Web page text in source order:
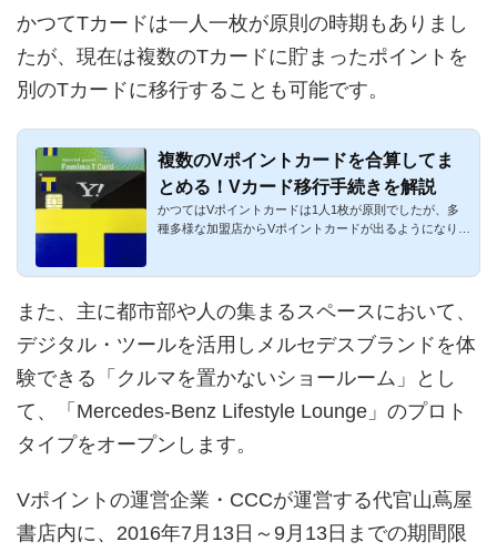
かつてTカードは一人一枚が原則の時期もありまし
たが、現在は複数のTカードに貯まったポイントを
別のTカードに移行することも可能です。
複数のVポイントカードを合算してま
とめる！Vカード移行手続きを解説
かつてはVポイントカードは1人1枚が原則でしたが、多
種多様な加盟店からVポイントカードが出るようになり、
また、主に都市部や人の集まるスペースにおいて、
デジタル・ツールを活用しメルセデスブランドを体
験できる「クルマを置かないショールーム」とし
て、「Mercedes-Benz Lifestyle Lounge」のプロト
タイプをオープンします。
Vポイントの運営企業・CCCが運営する代官山蔦屋
書店内に、2016年7月13日～9月13日までの期間限